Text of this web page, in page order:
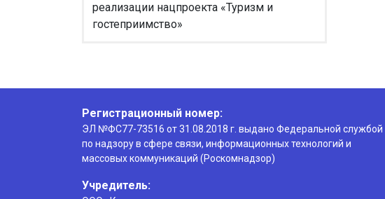
реализации нацпроекта «Туризм и
гостеприимство»
Регистрационный номер:
ЭЛ №ФС77-73516 от 31.08.2018 г. выдано Федеральной службой
по надзору в сфере связи, информационных технологий и
массовых коммуникаций (Роскомнадзор)
Учредитель: